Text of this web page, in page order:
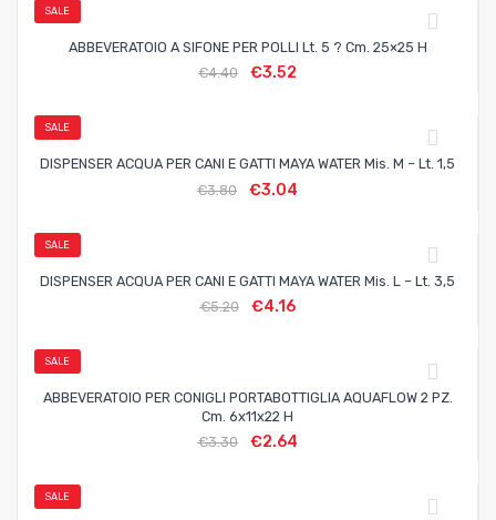
SALE
ABBEVERATOIO A SIFONE PER POLLI Lt. 5 ? Cm. 25×25 H
€4.40 €3.52
SALE
DISPENSER ACQUA PER CANI E GATTI MAYA WATER Mis. M – Lt. 1,5
€3.80 €3.04
SALE
DISPENSER ACQUA PER CANI E GATTI MAYA WATER Mis. L – Lt. 3,5
€5.20 €4.16
SALE
ABBEVERATOIO PER CONIGLI PORTABOTTIGLIA AQUAFLOW 2 PZ.
Cm. 6x11x22 H
€3.30 €2.64
SALE